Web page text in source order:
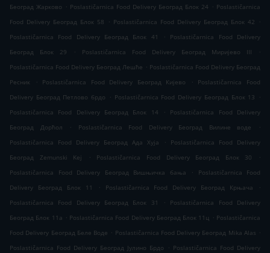
Београд Жарково . Poslastičarnica Food Delivery Београд Блок 24 . Poslastičarnica
Food Delivery Београд Блок 58
. Poslastičarnica Food Delivery Београд Блок 42
.
Poslastičarnica Food Delivery Београд Блок 41
.
Poslastičarnica Food Delivery
Београд Блок 29
. Poslastičarnica Food Delivery Београд Миријево III
.
Poslastičarnica Food Delivery Београд Лешће . Poslastičarnica Food Delivery Београд
Ресник
. Poslastičarnica Food Delivery Београд Кијево .
Poslastičarnica Food
Delivery Београд Петлово брдо
. Poslastičarnica Food Delivery Београд Блок 13
.
Poslastičarnica Food Delivery Београд Блок 14
.
Poslastičarnica Food Delivery
Београд Дорћол
. Poslastičarnica Food Delivery Београд Вилине воде
.
Poslastičarnica Food Delivery Београд Ада Хуја
.
Poslastičarnica Food Delivery
Београд Zemunski Kej
. Poslastičarnica Food Delivery Београд Блок 30
.
Poslastičarnica Food Delivery Београд Вишњичка бања
.
Poslastičarnica Food
Delivery Београд Блок 11
. Poslastičarnica Food Delivery Београд Крњача
.
Poslastičarnica Food Delivery Београд Блок 31
.
Poslastičarnica Food Delivery
Београд Блок 11а . Poslastičarnica Food Delivery Београд Блок 11ц . Poslastičarnica
Food Delivery Београд Беле Воде . Poslastičarnica Food Delivery Београд Mika Alas .
Poslastičarnica Food Delivery Београд Јулино Брдо
. Poslastičarnica Food Delivery